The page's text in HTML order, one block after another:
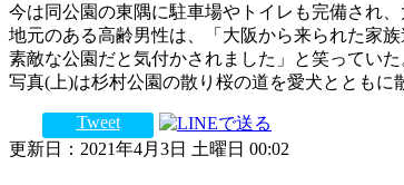
今は同公園の東隅に駐車場やトイレも完備され
地元のある高齢男性は、「大阪から来られた家
素敵な公園だと気付かされました」と笑っていた
写真(上)は杉村公園の散り桜の道を愛犬とともに
Tweet
更新日：2021年4月3日 土曜日 00:02